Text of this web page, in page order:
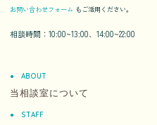
お問い合わせフォーム もご活用ください。
相談時間：10:00~13:00、14:00~22:00
ABOUT
当相談室について
STAFF